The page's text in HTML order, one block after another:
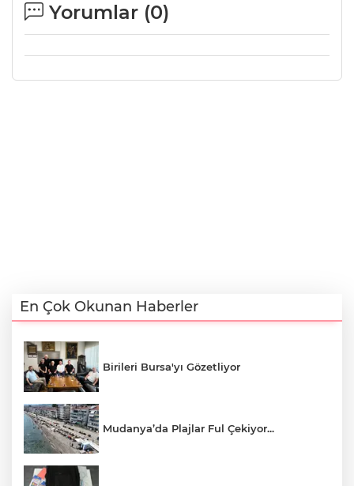
Yorumlar (0)
En Çok Okunan Haberler
Birileri Bursa'yı Gözetliyor
Mudanya’da Plajlar Ful Çekiyor...